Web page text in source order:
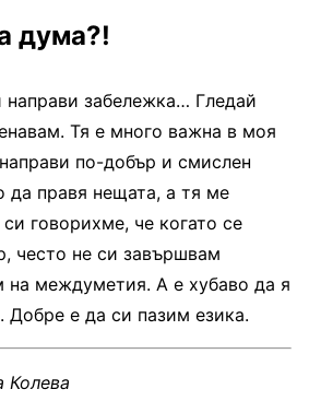
дума?!
забележка… Гледай
Тя е много важна в моя
по-добър и смислен
да правя нещата, а тя ме
говорихме, че когато се
често не си завършвам
на междуметия. А е хубаво да я
е да си пазим езика.
Колева